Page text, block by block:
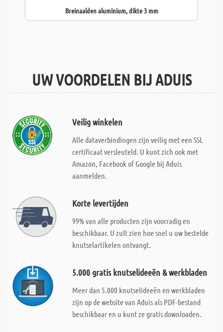
Breinaalden aluminium, dikte 3 mm
UW VOORDELEN BIJ ADUIS
Veilig winkelen
Alle dataverbindingen zijn veilig met een SSL
certificaat versleuteld. U kunt zich ook met
Amazon, Facebook of Google bij Aduis
aanmelden.
Korte levertijden
99% van alle producten zijn voorradig en
beschikbaar. U zult zien hoe snel u uw bestelde
knutselartikelen ontvangt.
5.000 gratis knutselideeën & werkbladen
Meer dan 5.000 knutselideeën en werkbladen
zijn op de website van Aduis als PDF-bestand
beschikbaar en u kunt ze gratis downloaden.